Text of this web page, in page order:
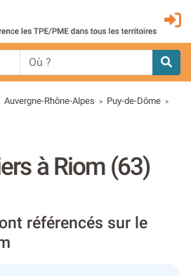
Auvergne-Rhône-Alpes > Puy-de-Dôme >
à Riom (63)
référencés sur le